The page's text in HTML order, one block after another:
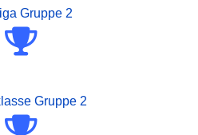
Gruppe 2
Gruppe 2